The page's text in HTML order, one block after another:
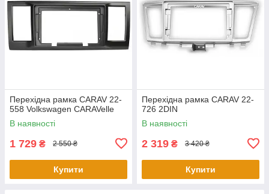
Перехідна рамка CARAV 22-
558 Volkswagen CARAVelle
В наявності
1 729 ₴ 2 550 ₴
Купити
Перехідна рамка CARAV 22-
726 2DIN
В наявності
2 319 ₴ 3 420 ₴
Купити